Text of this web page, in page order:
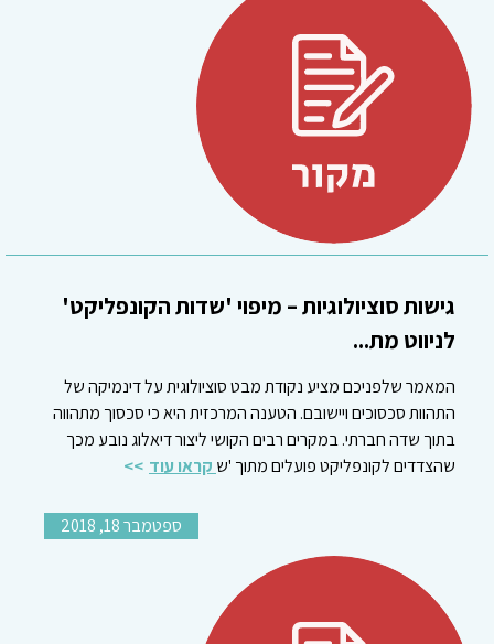
גישות סוציולוגיות – מיפוי 'שדות הקונפליקט'
לניווט מת...
המאמר שלפניכם מציע נקודת מבט סוציולוגית על דינמיקה של
התהוות סכסוכים ויישובם. הטענה המרכזית היא כי סכסוך מתהווה
בתוך שדה חברתי. במקרים רבים הקושי ליצור דיאלוג נובע מכך
שהצדדים לקונפליקט פועלים מתוך 'ש קראו עוד
ספטמבר 18, 2018